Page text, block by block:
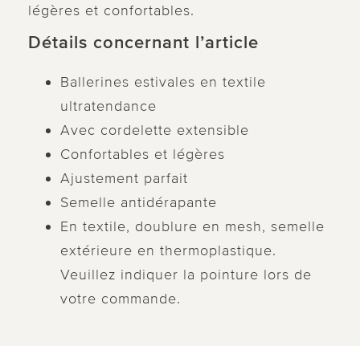
légères et confortables.
Détails concernant l’article
Ballerines estivales en textile
ultratendance
Avec cordelette extensible
Confortables et légères
Ajustement parfait
Semelle antidérapante
En textile, doublure en mesh, semelle
extérieure en thermoplastique.
Veuillez indiquer la pointure lors de
votre commande.